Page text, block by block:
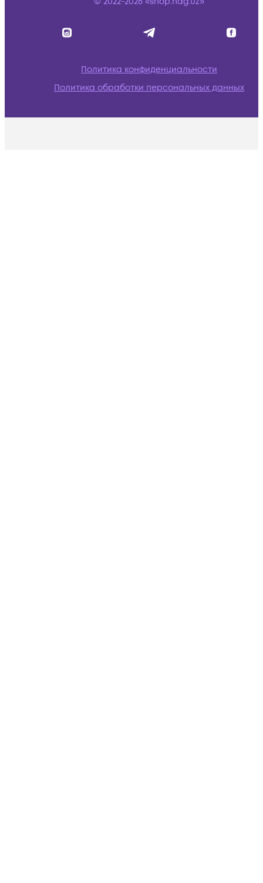
Политика конфиденциальности
Политика обработки персональных данных